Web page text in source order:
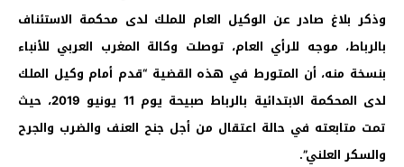
وذكر بلاغ صادر عن الوكيل العام للملك لدى محكمة الاستئناف
بالرباط، موجه للرأي العام، توصلت وكالة المغرب العربي للأنباء
بنسخة منه، أن المتورط في هذه القضية “قدم أمام وكيل الملك
لدى المحكمة الابتدائية بالرباط صبيحة يوم 11 يونيو 2019، حيث
تمت متابعته في حالة اعتقال من أجل جنح العنف والضرب والجرح
والسكر العلني”.